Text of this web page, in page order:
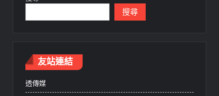
搜尋
友站連結
透傳媒